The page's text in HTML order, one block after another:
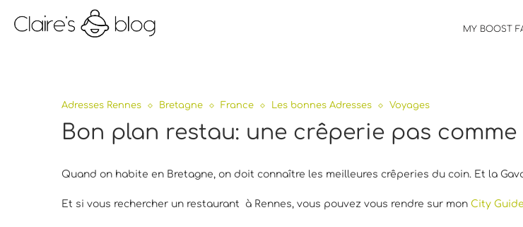
MY BOOST
Adresses Rennes Bretagne France Les bonnes Adresses Voyages
Bon plan restau: une crêperie pas comme
Quand on habite en Bretagne, on doit connaître les meilleures crêperies du coin. Et la
Et si vous rechercher un restaurant à Rennes, vous pouvez vous rendre sur mon City Guide